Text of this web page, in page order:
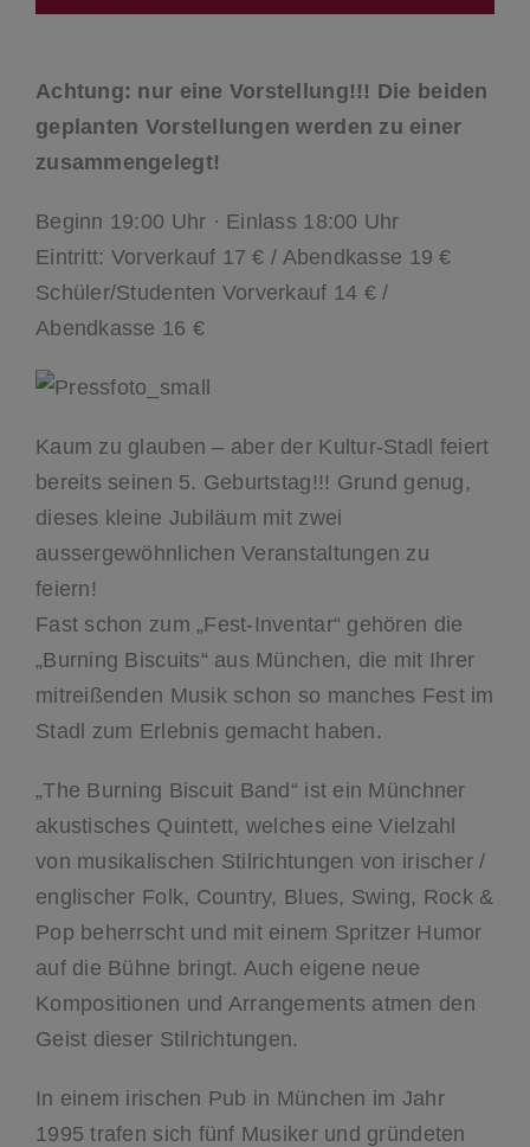
Achtung: nur eine Vorstellung!!! Die beiden
geplanten Vorstellungen werden zu einer
zusammengelegt!
Beginn 19:00 Uhr · Einlass 18:00 Uhr
Eintritt: Vorverkauf 17 € / Abendkasse 19 €
Schüler/Studenten Vorverkauf 14 € /
Abendkasse 16 €
Kaum zu glauben – aber der Kultur-Stadl feiert
bereits seinen 5. Geburtstag!!! Grund genug,
dieses kleine Jubiläum mit zwei
aussergewöhnlichen Veranstaltungen zu
feiern!
Fast schon zum „Fest-Inventar“ gehören die
„Burning Biscuits“ aus München, die mit Ihrer
mitreißenden Musik schon so manches Fest im
Stadl zum Erlebnis gemacht haben.
„The Burning Biscuit Band“ ist ein Münchner
akustisches Quintett, welches eine Vielzahl
von musikalischen Stilrichtungen von irischer /
englischer Folk, Country, Blues, Swing, Rock &
Pop beherrscht und mit einem Spritzer Humor
auf die Bühne bringt. Auch eigene neue
Kompositionen und Arrangements atmen den
Geist dieser Stilrichtungen.
In einem irischen Pub in München im Jahr
1995 trafen sich fünf Musiker und gründeten